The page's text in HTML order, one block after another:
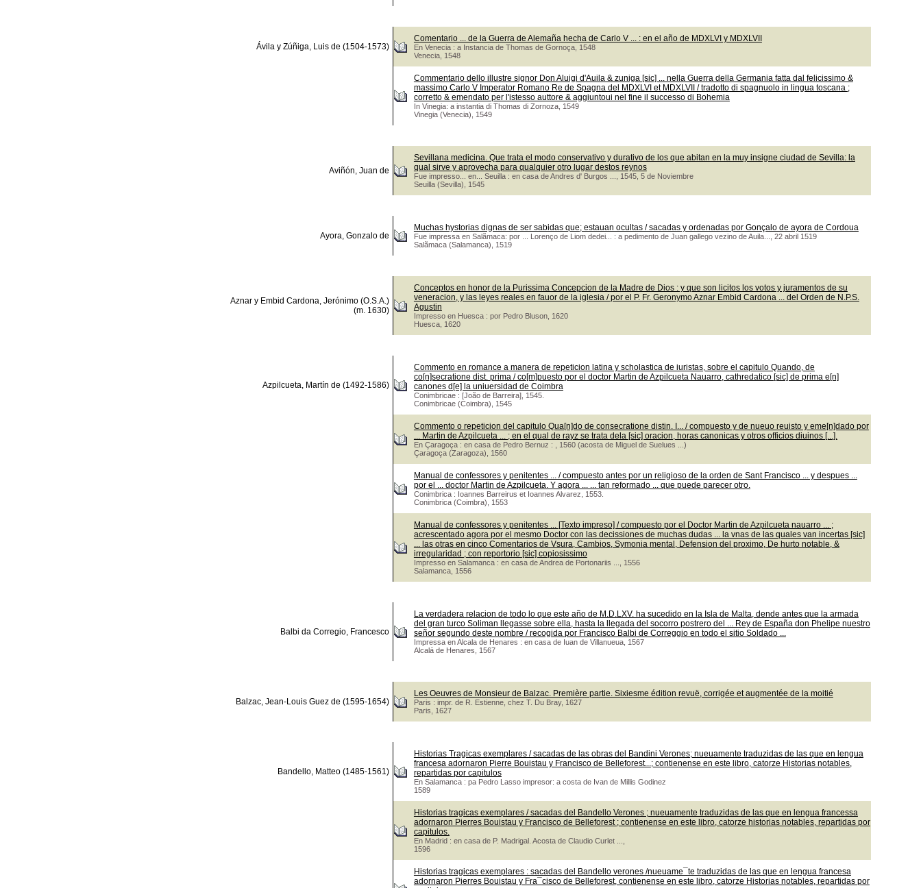
Ávila y Zúñiga, Luis de (1504-1573)
Comentario ... de la Guerra de Alemaña hecha de Carlo V ... : en el año de MDXLVI y MDXLVII
En Venecia : a Instancia de Thomas de Gornoça, 1548
Venecia, 1548
Commentario dello illustre signor Don Aluigi d'Auila & zuniga [sic] ... nella Guerra della Germania fatta dal felicissimo &
massimo Carlo V Imperator Romano Re de Spagna del MDXLVI et MDXLVII / tradotto di spagnuolo in lingua toscana ;
corretto & emendato per l'istesso auttore & aggiuntoui nel fine il successo di Bohemia
In Vinegia: a instantia di Thomas di Zornoza, 1549
Vinegia (Venecia), 1549
Aviñón, Juan de
Sevillana medicina. Que trata el modo conservativo y durativo de los que abitan en la muy insigne ciudad de Sevilla: la
qual sirve y aprovecha para qualquier otro lugar destos reynos
Fue impresso... en... Seuilla : en casa de Andres d' Burgos ..., 1545, 5 de Noviembre
Seuilla (Sevilla), 1545
Ayora, Gonzalo de
Muchas hystorias dignas de ser sabidas que; estauan ocultas / sacadas y ordenadas por Gonçalo de ayora de Cordoua
Fue impressa en Salãmaca: por ... Lorenço de Liom dedei... : a pedimento de Juan gallego vezino de Auila..., 22 abril 1519
Salãmaca (Salamanca), 1519
Aznar y Embid Cardona, Jerónimo (O.S.A.)
(m. 1630)
Conceptos en honor de la Purissima Concepcion de la Madre de Dios : y que son licitos los votos y juramentos de su
veneracion, y las leyes reales en fauor de la iglesia / por el P. Fr. Geronymo Aznar Embid Cardona ... del Orden de N.P.S.
Agustin
Impresso en Huesca : por Pedro Bluson, 1620
Huesca, 1620
Azpilcueta, Martín de (1492-1586)
Commento en romance a manera de repeticion latina y scholastica de iuristas, sobre el capitulo Quando, de
co[n]secratione dist. prima / co[m]puesto por el doctor Martin de Azpilcueta Nauarro, cathredatico [sic] de prima e[n]
canones d[e] la uniuersidad de Coimbra
Conimbricae : [João de Barreira], 1545.
Conimbricae (Coimbra), 1545
Commento o repeticion del capitulo Qua[n]do de consecratione distin. I... / compuesto y de nueuo reuisto y eme[n]dado por
... Martin de Azpilcueta ... ; en el qual de rayz se trata dela [sic] oracion, horas canonicas y otros officios diuinos [...].
En Çaragoça : en casa de Pedro Bernuz : , 1560 (acosta de Miguel de Suelues ...)
Çaragoça (Zaragoza), 1560
Manual de confessores y penitentes ... / compuesto antes por un religioso de la orden de Sant Francisco ... y despues ...
por el ... doctor Martin de Azpilcueta. Y agora ... ... tan reformado ... que puede parecer otro.
Conimbrica : Ioannes Barreirus et Ioannes Alvarez, 1553.
Conimbrica (Coimbra), 1553
Manual de confessores y penitentes ... [Texto impreso] / compuesto por el Doctor Martin de Azpilcueta nauarro ... ;
acrescentado agora por el mesmo Doctor con las decissiones de muchas dudas ... la vnas de las quales van incertas [sic]
... las otras en cinco Comentarios de Vsura, Cambios, Symonia mental, Defension del proximo, De hurto notable, &
irregularidad ; con reportorio [sic] copiosissimo
Impresso en Salamanca : en casa de Andrea de Portonariis ..., 1556
Salamanca, 1556
Balbi da Corregio, Francesco
La verdadera relacion de todo lo que este año de M.D.LXV. ha sucedido en la Isla de Malta, dende antes que la armada
del gran turco Soliman llegasse sobre ella, hasta la llegada del socorro postrero del ... Rey de España don Phelipe nuestro
señor segundo deste nombre / recogida por Francisco Balbi de Correggio en todo el sitio Soldado ...
Impressa en Alcala de Henares : en casa de Iuan de Villanueua, 1567
Alcalá de Henares, 1567
Balzac, Jean-Louis Guez de (1595-1654)
Les Oeuvres de Monsieur de Balzac. Première partie. Sixiesme édition revuë, corrigée et augmentée de la moitié
Paris : impr. de R. Estienne, chez T. Du Bray, 1627
Paris, 1627
Bandello, Matteo (1485-1561)
Historias Tragicas exemplares / sacadas de las obras del Bandini Verones; nueuamente traduzidas de las que en lengua
francesa adornaron Pierre Bouistau y Francisco de Belleforest...; contienense en este libro, catorze Historias notables,
repartidas por capitulos
En Salamanca : pa Pedro Lasso impresor: a costa de Ivan de Millis Godinez
1589
Historias tragicas exemplares / sacadas del Bandello Verones ; nueuamente traduzidas de las que en lengua francessa
adornaron Pierres Bouistau y Francisco de Belleforest ; contienense en este libro, catorze historias notables, repartidas por
capitulos.
En Madrid : en casa de P. Madrigal. Acosta de Claudio Curlet ...,
1596
Historias tragicas exemplares : sacadas del Bandello verones /nueuame¯te traduzidas de las que en lengua francesa
adornaron Pierres Bouistau y Fra¯cisco de Belleforest, contienense en este libro, catorze Historias notables, repartidas por